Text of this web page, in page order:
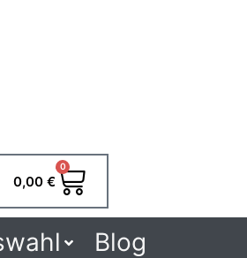
0,00 €
0
Warenkorb
Blog